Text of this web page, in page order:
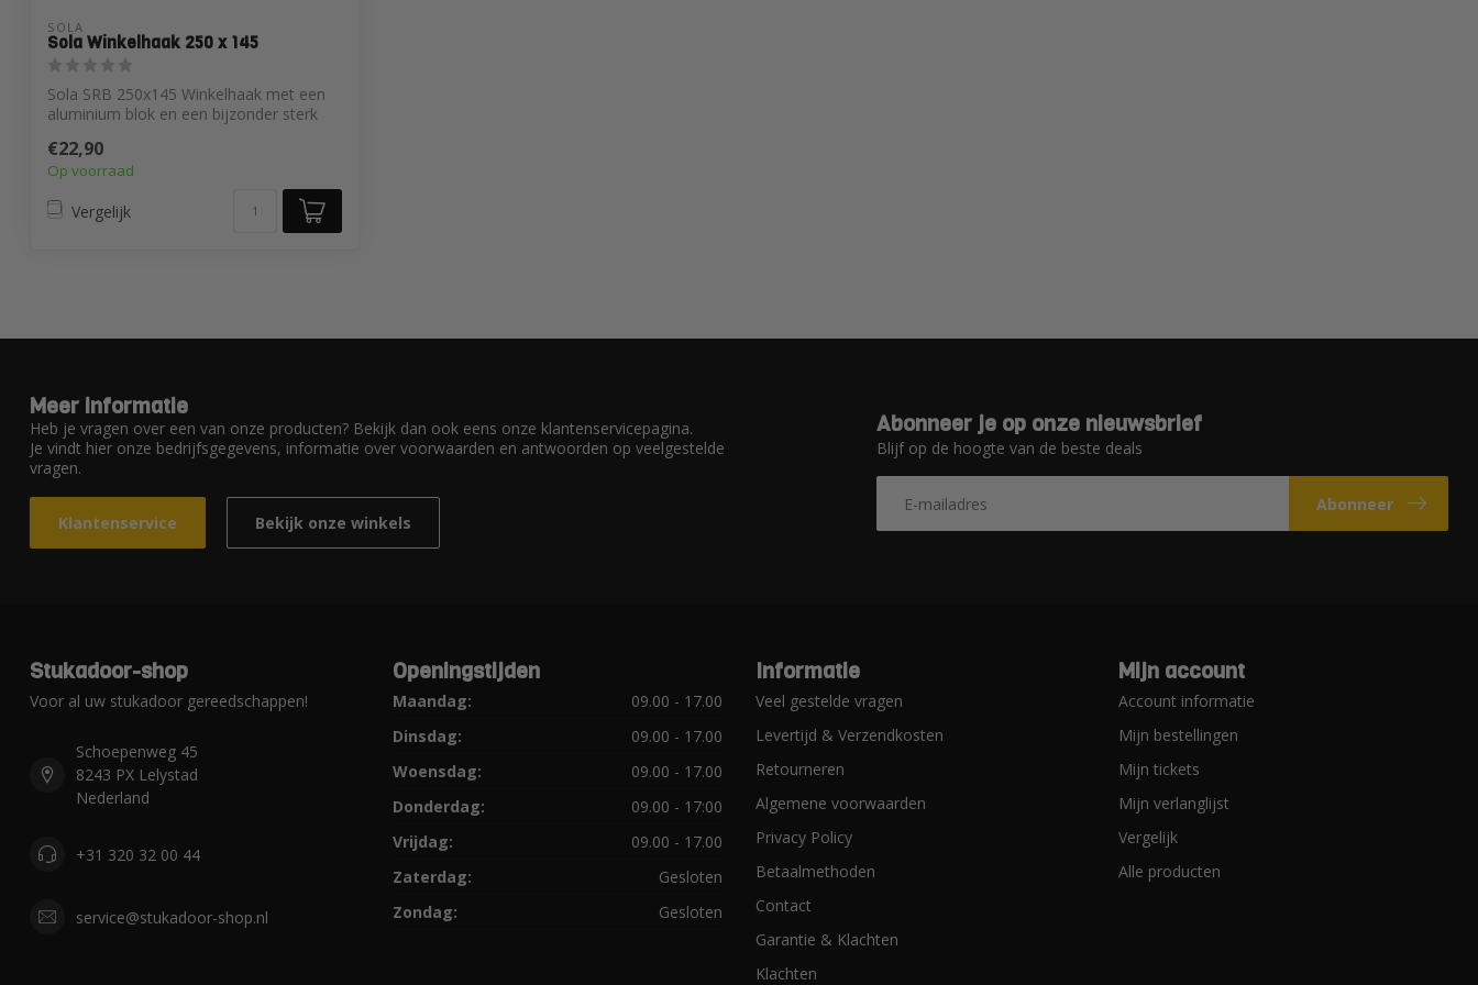
SOLA
Sola Winkelhaak 250 x 145
Sola SRB 250x145 Winkelhaak met een
aluminium blok en een bijzonder sterk
€22,90
Op voorraad
Vergelijk
Meer informatie
Heb je vragen over een van onze producten? Bekijk dan ook eens onze klantenservicepagina.
Je vindt hier onze bedrijfsgegevens, informatie over voorwaarden en antwoorden op veelgestelde
vragen.
Klantenservice Bekijk onze winkels
Abonneer je op onze nieuwsbrief
Blijf op de hoogte van de beste deals
Abonneer
Stukadoor-shop
Voor al uw stukadoor gereedschappen!
Schoepenweg 45
8243 PX Lelystad
Nederland
+31 320 32 00 44
service@stukadoor-shop.nl
Openingstijden
Maandag:
09.00 - 17.00
Dinsdag:
09.00 - 17.00
Woensdag:
09.00 - 17.00
Donderdag:
09.00 - 17:00
Vrijdag:
09.00 - 17.00
Zaterdag:
Gesloten
Zondag:
Gesloten
Informatie
Veel gestelde vragen
Levertijd & Verzendkosten
Retourneren
Algemene voorwaarden
Privacy Policy
Betaalmethoden
Contact
Garantie & Klachten
Klachten
Mijn account
Account informatie
Mijn bestellingen
Mijn tickets
Mijn verlanglijst
Vergelijk
Alle producten